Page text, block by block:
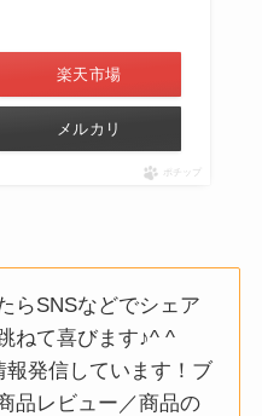
楽天市場
メルカリ
ポチップ
らSNSなどでシェア
ねて喜びます♪^ ^
報発信しています！ブ
品レビュー／商品の